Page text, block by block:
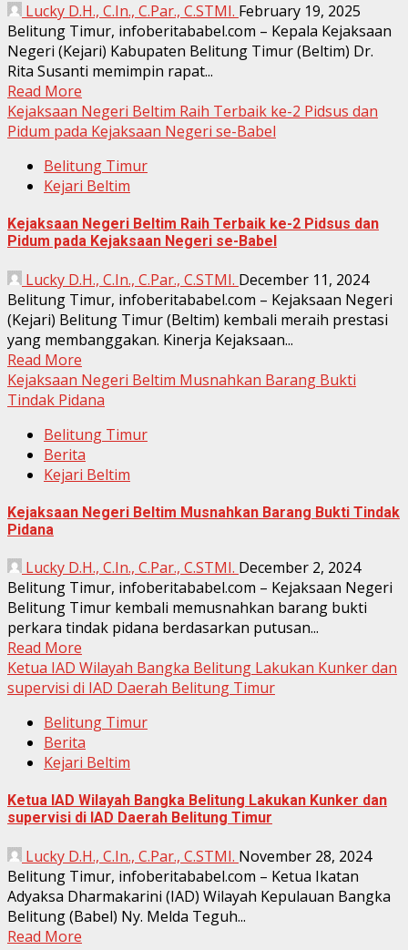
Lucky D.H., C.In., C.Par., C.STMI. February 19, 2025
Belitung Timur, infoberitababel.com – Kepala Kejaksaan
Negeri (Kejari) Kabupaten Belitung Timur (Beltim) Dr.
Rita Susanti memimpin rapat...
Read More
Kejaksaan Negeri Beltim Raih Terbaik ke-2 Pidsus dan
Pidum pada Kejaksaan Negeri se-Babel
Belitung Timur
Kejari Beltim
Kejaksaan Negeri Beltim Raih Terbaik ke-2 Pidsus dan
Pidum pada Kejaksaan Negeri se-Babel
Lucky D.H., C.In., C.Par., C.STMI. December 11, 2024
Belitung Timur, infoberitababel.com – Kejaksaan Negeri
(Kejari) Belitung Timur (Beltim) kembali meraih prestasi
yang membanggakan. Kinerja Kejaksaan...
Read More
Kejaksaan Negeri Beltim Musnahkan Barang Bukti
Tindak Pidana
Belitung Timur
Berita
Kejari Beltim
Kejaksaan Negeri Beltim Musnahkan Barang Bukti Tindak
Pidana
Lucky D.H., C.In., C.Par., C.STMI. December 2, 2024
Belitung Timur, infoberitababel.com – Kejaksaan Negeri
Belitung Timur kembali memusnahkan barang bukti
perkara tindak pidana berdasarkan putusan...
Read More
Ketua IAD Wilayah Bangka Belitung Lakukan Kunker dan
supervisi di IAD Daerah Belitung Timur
Belitung Timur
Berita
Kejari Beltim
Ketua IAD Wilayah Bangka Belitung Lakukan Kunker dan
supervisi di IAD Daerah Belitung Timur
Lucky D.H., C.In., C.Par., C.STMI. November 28, 2024
Belitung Timur, infoberitababel.com – Ketua Ikatan
Adyaksa Dharmakarini (IAD) Wilayah Kepulauan Bangka
Belitung (Babel) Ny. Melda Teguh...
Read More